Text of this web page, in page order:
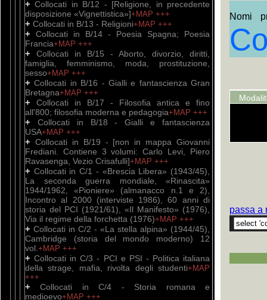
+Collocati in B/12 - [Religione, in precedente
disposizione «Vignettistica»]+MAP +++
+ Collocati in B/13 - Religioni+MAP +++
+ Collocati in B/14 - Poesia Spagna; Poesia
Francia+MAP +++
+ Collocati in B/15 - Aborto, divorzio, diritti,
famiglia, femminismo, moda, prostituzione,
sesso+MAP +++
+Collocati in B/16 - Gialli e fantascienza Gran
Bretagna+MAP +++
+ Collocati in B/17 - Filosofia antica e fino
all'800; filosofia moderna e pedagogia+MAP +++
+ Collocati in B/18 - Gialli e fantascienza
USA+MAP +++
+ Collocati in B/19 - [non in mappa Giovanni
Frediani. Contiene 3 volumi: Carlo Levi, Piero
Ravasenga, Vezio Crisafulli]+MAP +++
+ Collocati in C/1 - «Brescia Libera» (1943/45),
La seconda guerra mondiale, «Rinascita»
1944/1962, «Pioniere» (almanacco n.1 e 2),
Incontro al 2000 (interviste 1986), 60 anni di
storia del PCI (1921/61), «Il Manifesto» (1976),
Via il regime della forchetta (1976)+MAP +++
+ Collocati in C/2 - «La stella alpina» (1944/45),
Cambridge (storia del mondo moderno) 12
vol. +MAP +++
+Collocati in C/3 - PCI e PSI - Politica italiana
della strage, mafia, rivolta degli studenti+MAP
+++
+Collocati in C/4 - Storia romana e
medioevo+MAP +++
Nomi
passa a